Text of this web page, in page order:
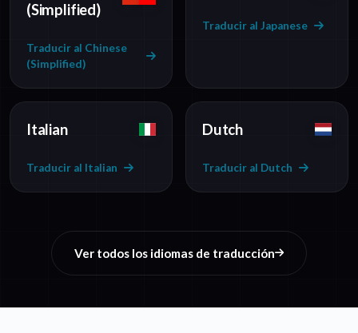
(Simplified)
Traducir al Chinese
(Simplified)
Traducir al Japanese
Italian
Traducir al Italian
Dutch
Traducir al Dutch
Ver todos los idiomas de traducción